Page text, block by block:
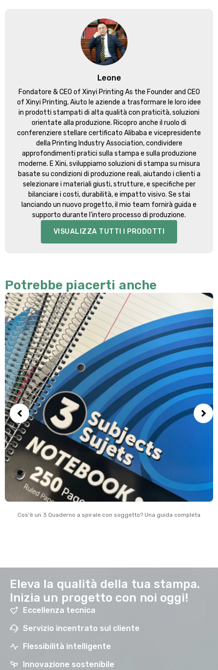
Leone
Fondatore &CEO of Xinyi Printing As the Founder and CEO
of Xinyi Printing, Aiuto le aziende a trasformare le loro idee
in prodotti stampati di alta qualità con praticità, soluzioni
orientate alla produzione. Ricopro anche il ruolo di
conferenziere stellare certificato Alibaba e vicepresidente
della Printing Industry Association, condividere
approfondimenti pratici sulla stampa e sulla produzione
moderne. E Xini, sviluppiamo soluzioni di stampa su misura
basate su condizioni di produzione reali, aiutando i clienti a
selezionare i materiali giusti, strutture, e specifiche per
bilanciare i costi, durabilità, e impatto visivo. Se stai
lanciando un nuovo progetto, il mio team fornirà guida e
supporto durante l'intero processo di produzione.
VISUALIZZA TUTTI I PRODOTTI
Potrebbe piacerti anche
Cos'è un 3 Quaderno a spirale con soggetto? Una guida completa
Eleva la qualità della tua stampa.
Inizia un progetto con noi oggi!
Eccellenza tecnica
Servizio incentrato sul cliente
Flessibilità intelligente
Innovazione sostenibile